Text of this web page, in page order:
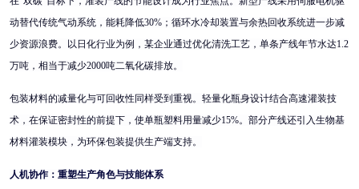
动替代传统气动系统，能耗降低30%；循环水冷却装置与余热回收系统进一步减
少资源浪费。以日化行业为例，某企业通过优化清洗工艺，单条产线年节水达1.2
万吨，相当于减少2000吨二氧化碳排放。
包装材料的减量化与可回收性同样受到重视。轻量化瓶身设计结合高速灌装技
术，在保证密封性的前提下，使单瓶塑料用量减少15%。部分产线还引入生物基
材料灌装模块，为环保包装提供生产端支持。
人机协作：重塑生产角色与技能体系